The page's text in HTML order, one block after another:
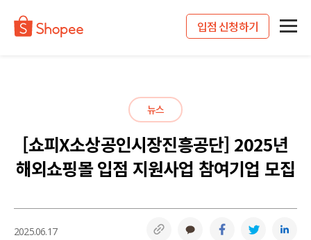
입점 신청하기
뉴스
[쇼피X소상공인시장진흥공단] 2025년
해외쇼핑몰 입점 지원사업 참여기업 모집
2025.06.17 링크복사 카카오톡 페이스북 트위터